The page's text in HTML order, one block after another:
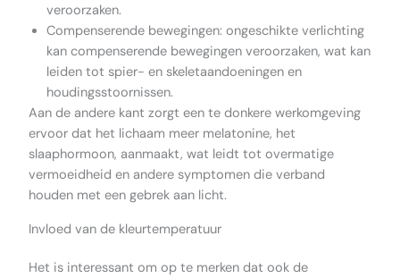
veroorzaken.
Compenserende bewegingen: ongeschikte verlichting
kan compenserende bewegingen veroorzaken, wat kan
leiden tot spier- en skeletaandoeningen en
houdingsstoornissen.
Aan de andere kant zorgt een te donkere werkomgeving
ervoor dat het lichaam meer melatonine, het
slaaphormoon, aanmaakt, wat leidt tot overmatige
vermoeidheid en andere symptomen die verband
houden met een gebrek aan licht.
Invloed van de kleurtemperatuur
Het is interessant om op te merken dat ook de